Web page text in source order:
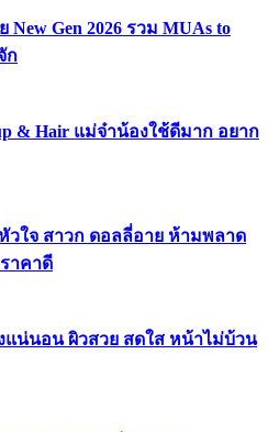
Gen 2026 รวม MUAs to
ก
& Hair แม่จ๋าน้องใช้ดีมาก อยาก
วใจ สาวก ดอลลี่อาย ห้ามพลาด
าคาดี
แน่นอน ผิวสวย สดใส หน้าไม่บ้วน